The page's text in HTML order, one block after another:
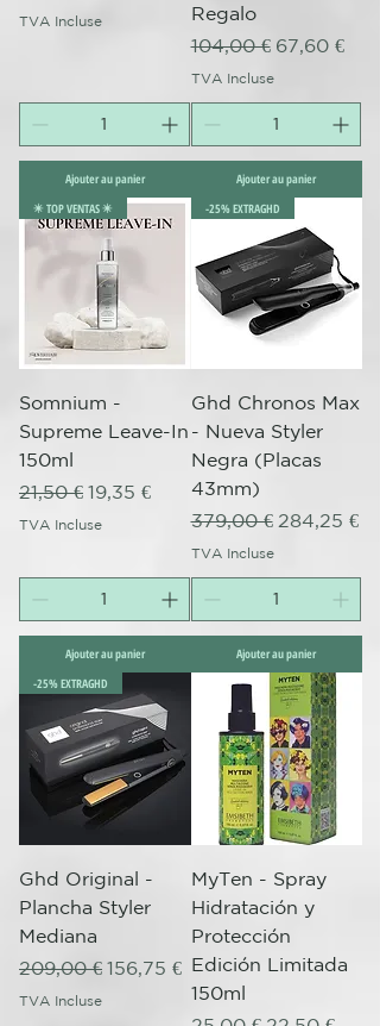
TVA Incluse
Ajouter au panier
Regalo
Prix original
104,00 € Prix
67,60 €
TVA Incluse
Ajouter au panier
✴️ TOP VENTAS ✴️
Somnium -
Supreme Leave-In
150ml
Prix original
21,50 € Prix promotionnel
19,35 €
TVA Incluse
Ajouter au panier
-25% EXTRAGHD
Ghd Chronos Max
- Nueva Styler
Negra (Placas
43mm)
Prix original
379,00 € Prix
284,25 €
TVA Incluse
Ajouter au panier
-25% EXTRAGHD
Ghd Original -
Plancha Styler
Mediana
Prix original
209,00 € Prix promotionnel
156,75 €
TVA Incluse
MyTen - Spray
Hidratación y
Protección
Edición Limitada
150ml